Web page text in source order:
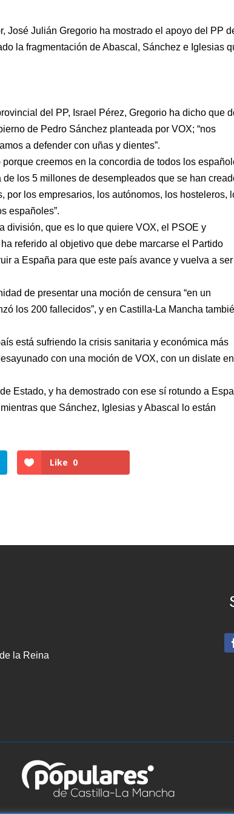
José Julián Gregorio ha mostrado el apoyo del PP
la fragmentación de Abascal, Sánchez e Iglesias
del PP, Israel Pérez, Gregorio ha dicho que
de Pedro Sánchez planteada por VOX; “nos
a defender con uñas y dientes”.
creemos en la concordia de todos los
los 5 millones de desempleados que se han
por los empresarios, los autónomos, los hosteleros,
españoles”.
división, que es lo que quiere VOX, el PSOE y
referido al objetivo que debe marcarse el Partido
a España para que este país avance y vuelva a
de presentar una moción de censura “en un
los 200 fallecidos”, y en Castilla-La Mancha
está sufriendo la crisis sanitaria y económica más
con una moción de VOX, con un dislate en
Estado, y ha demostrado con ese sí rotundo a
que Sánchez, Iglesias y Abascal lo están
Like 0
la Reina